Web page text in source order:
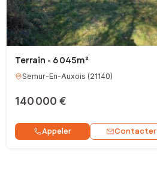
Terrain - 6 045m²
Semur-En-Auxois (21140)
140 000 €
Appeler Contacter